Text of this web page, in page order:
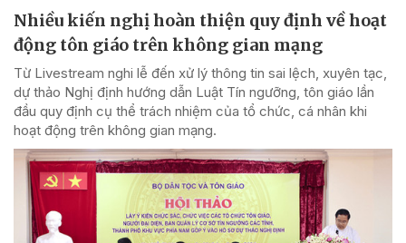
Nhiều kiến nghị hoàn thiện quy định về hoạt
động tôn giáo trên không gian mạng
Từ Livestream nghi lễ đến xử lý thông tin sai lệch, xuyên tạc,
dự thảo Nghị định hướng dẫn Luật Tín ngưỡng, tôn giáo lần
đầu quy định cụ thể trách nhiệm của tổ chức, cá nhân khi
hoạt động trên không gian mạng.